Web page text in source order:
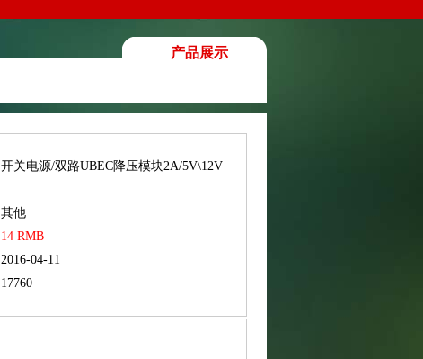
产品展示
开关电源/双路UBEC降压模块2A/5V\12V
其他
14 RMB
2016-04-11
17760